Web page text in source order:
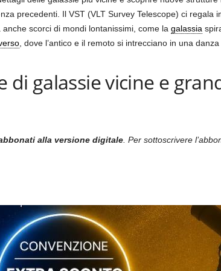
precedenti. Il VST (VLT Survey Telescope) ci regala
scorci di mondi lontanissimi, come la galassia
, dove l’antico e il remoto si intrecciano in una danza
galassie vicine e
alla versione digitale. Per sottoscrivere